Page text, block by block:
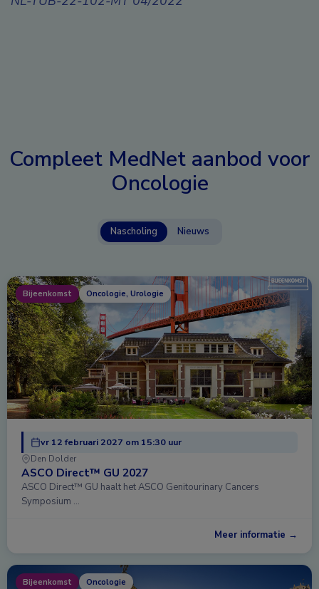
Compleet MedNet aanbod voor
Oncologie
Nascholing Nieuws
Bijeenkomst Oncologie, Urologie
vr 12 februari 2027 om 15:30 uur
Den Dolder
ASCO Direct™ GU 2027
ASCO Direct™ GU haalt het ASCO Genitourinary Cancers
Symposium …
Meer informatie →
Bijeenkomst Oncologie